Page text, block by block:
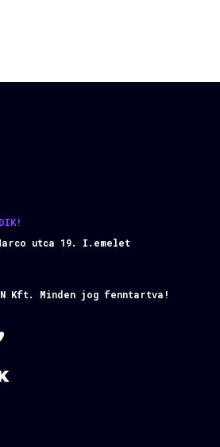
utca 19. I.emelet
Kft. Minden jog fenntartva!